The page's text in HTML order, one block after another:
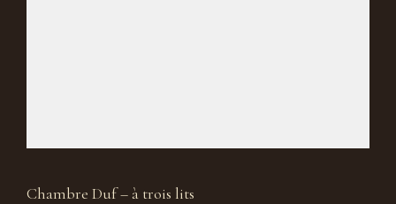
Chambre Duf – à trois lits